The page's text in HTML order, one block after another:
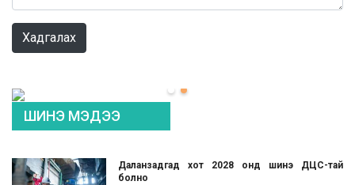
Хадгалах
ШИНЭ МЭДЭЭ
Даланзадгад хот 2028 онд шинэ ДЦС-тай
болно